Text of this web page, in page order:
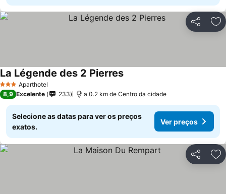
Partilhar
3 EstrelasAparthotel
La Légende des 2 Pierres
8,9 Excelente 233 a 0.2 km de Centro da cidade
Selecione as datas para ver os preços
exatos.
Ver preços
Partilhar